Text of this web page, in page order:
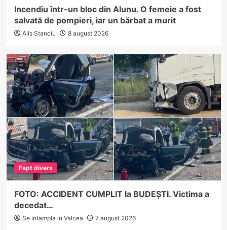
Incendiu într-un bloc din Alunu. O femeie a fost
salvată de pompieri, iar un bărbat a murit
Alis Stanciu 8 august 2026
Fapt divers
FOTO: ACCIDENT CUMPLIT la BUDEȘTI. Victima a
decedat…
Se intampla in Valcea 7 august 2026